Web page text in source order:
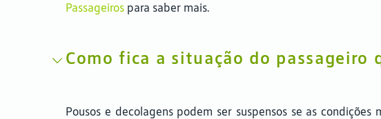
Passageiros para saber mais.
Como fica a situação do passageiro
Pousos e decolagens podem ser suspensos se as